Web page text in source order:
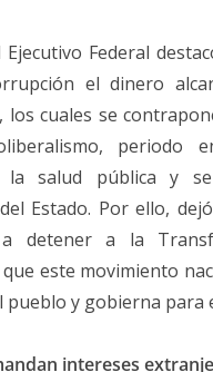
Ejecutivo Federal
el dinero
los cuales se
periodo
la salud pública y
Estado. Por ello,
detener a la
este movimiento
pueblo y gobierna para
intereses